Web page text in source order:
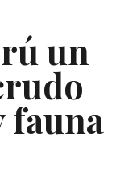
un
fauna